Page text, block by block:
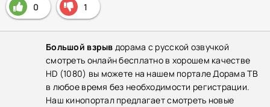
0 1
Большой взрыв дорама с русской озвучкой
смотреть онлайн бесплатно в хорошем качестве
HD (1080) вы можете на нашем портале Дорама ТВ
в любое время без необходимости регистрации.
Наш кинопортал предлагает смотреть новые